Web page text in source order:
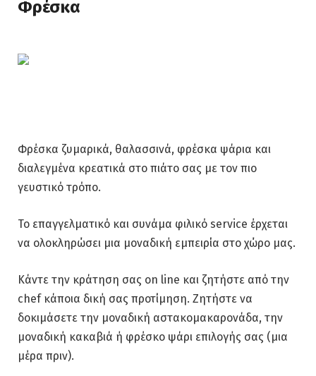
Φρέσκα
Φρέσκα ζυμαρικά, θαλασσινά, φρέσκα ψάρια και
διαλεγμένα κρεατικά στο πιάτο σας με τον πιο
γευστικό τρόπο.
Το επαγγελματικό και συνάμα φιλικό service έρχεται
να ολοκληρώσει μια μοναδική εμπειρία στο χώρο μας.
Κάντε την κράτηση σας on line και ζητήστε από την
chef κάποια δική σας προτίμηση. Ζητήστε να
δοκιμάσετε την μοναδική αστακομακαρονάδα, την
μοναδική κακαβιά ή φρέσκο ψάρι επιλογής σας (μια
μέρα πριν).